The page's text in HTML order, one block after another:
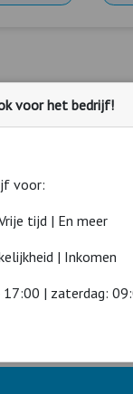
spullen. Deze
bij uw buren.
voor het bedrijf!
voor:
tijd | En meer
| Inkomen
17:00 | zaterdag: